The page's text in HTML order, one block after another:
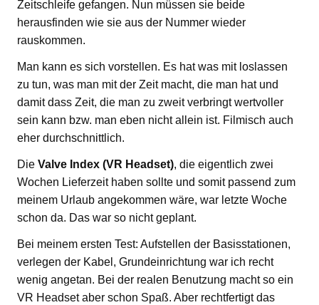
Zeitschleife gefangen. Nun müssen sie beide
herausfinden wie sie aus der Nummer wieder
rauskommen.
Man kann es sich vorstellen. Es hat was mit loslassen
zu tun, was man mit der Zeit macht, die man hat und
damit dass Zeit, die man zu zweit verbringt wertvoller
sein kann bzw. man eben nicht allein ist. Filmisch auch
eher durchschnittlich.
Die Valve Index (VR Headset), die eigentlich zwei
Wochen Lieferzeit haben sollte und somit passend zum
meinem Urlaub angekommen wäre, war letzte Woche
schon da. Das war so nicht geplant.
Bei meinem ersten Test: Aufstellen der Basisstationen,
verlegen der Kabel, Grundeinrichtung war ich recht
wenig angetan. Bei der realen Benutzung macht so ein
VR Headset aber schon Spaß. Aber rechtfertigt das